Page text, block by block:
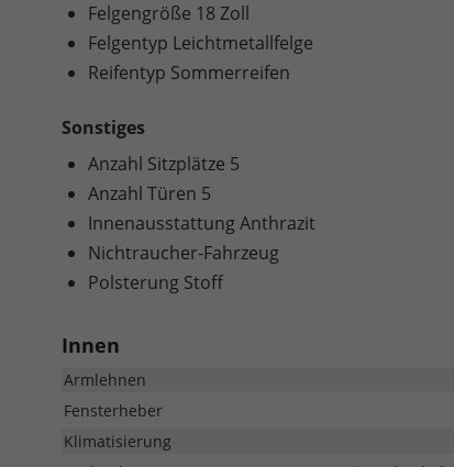
Felgengröße 18 Zoll
Felgentyp Leichtmetallfelge
Reifentyp Sommerreifen
Sonstiges
Anzahl Sitzplätze 5
Anzahl Türen 5
Innenausstattung Anthrazit
Nichtraucher-Fahrzeug
Polsterung Stoff
Innen
Armlehnen
Fensterheber
Klimatisierung